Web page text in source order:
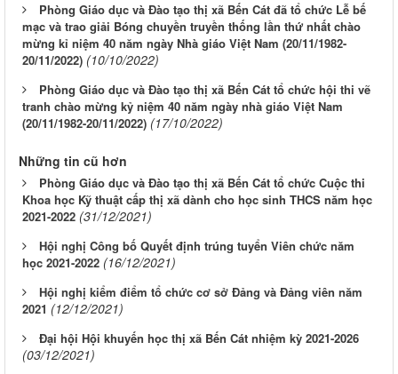
Phòng Giáo dục và Đào tạo thị xã Bến Cát đã tổ chức Lễ bế
mạc và trao giải Bóng chuyền truyền thống lần thứ nhất chào
mừng kỉ niệm 40 năm ngày Nhà giáo Việt Nam (20/11/1982-
20/11/2022) (10/10/2022)
Phòng Giáo dục và Đào tạo thị xã Bến Cát tổ chức hội thi vẽ
tranh chào mừng kỷ niệm 40 năm ngày nhà giáo Việt Nam
(20/11/1982-20/11/2022) (17/10/2022)
Những tin cũ hơn
Phòng Giáo dục và Đào tạo thị xã Bến Cát tổ chức Cuộc thi
Khoa học Kỹ thuật cấp thị xã dành cho học sinh THCS năm học
2021-2022 (31/12/2021)
Hội nghị Công bố Quyết định trúng tuyển Viên chức năm
học 2021-2022 (16/12/2021)
Hội nghị kiểm điểm tổ chức cơ sở Đảng và Đảng viên năm
2021 (12/12/2021)
Đại hội Hội khuyến học thị xã Bến Cát nhiệm kỳ 2021-2026
(03/12/2021)